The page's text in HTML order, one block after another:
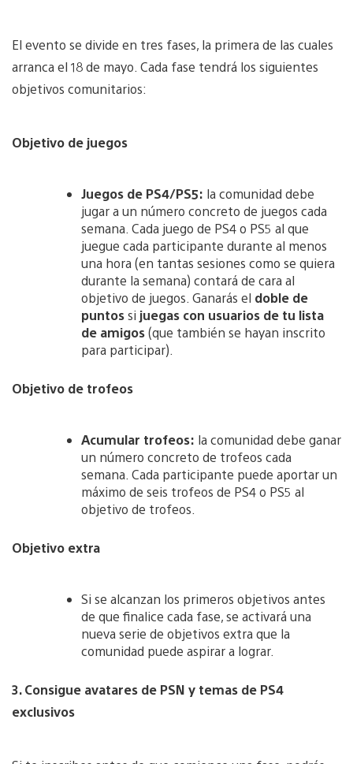
El evento se divide en tres fases, la primera de las cuales
arranca el 18 de mayo. Cada fase tendrá los siguientes
objetivos comunitarios:
Objetivo de juegos
Juegos de PS4/PS5: la comunidad debe
jugar a un número concreto de juegos cada
semana. Cada juego de PS4 o PS5 al que
juegue cada participante durante al menos
una hora (en tantas sesiones como se quiera
durante la semana) contará de cara al
objetivo de juegos. Ganarás el doble de
puntossi juegas con usuarios de tu lista
de amigos(que también se hayan inscrito
para participar).
Objetivo de trofeos
Acumular trofeos: la comunidad debe ganar
un número concreto de trofeos cada
semana. Cada participante puede aportar un
máximo de seis trofeos de PS4 o PS5 al
objetivo de trofeos.
Objetivo extra
Si se alcanzan los primeros objetivos antes
de que finalice cada fase, se activará una
nueva serie de objetivos extra que la
comunidad puede aspirar a lograr.
3. Consigue avatares de PSN y temas de PS4
exclusivos